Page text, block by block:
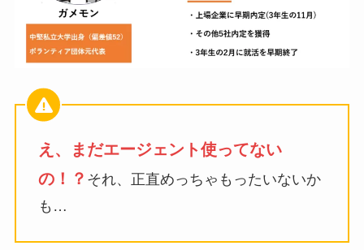
え、まだエージェント使ってない
の！？ それ、正直めっちゃもったいないか
も…